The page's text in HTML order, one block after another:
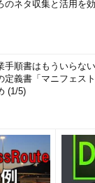
のネタ収集と活用を
手順書はもういらな
定義書「マニフェス
(1/5)